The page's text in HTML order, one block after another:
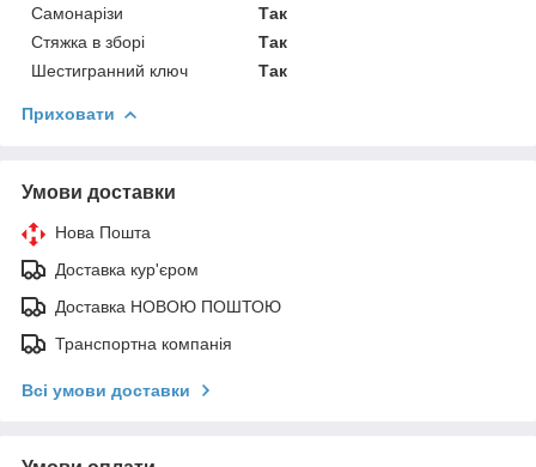
Самонарізи
Так
Стяжка в зборі
Так
Шестигранний ключ
Так
Приховати
Умови доставки
Нова Пошта
Доставка кур'єром
Доставка НОВОЮ ПОШТОЮ
Транспортна компанія
Всі умови доставки